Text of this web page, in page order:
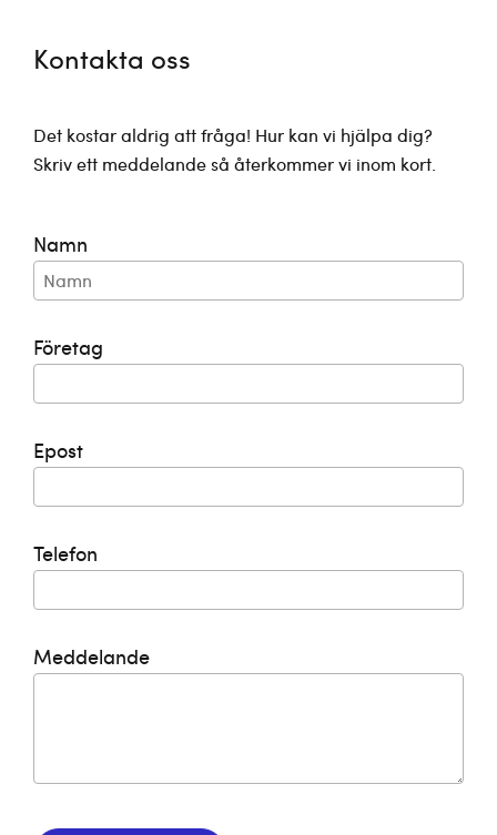
Kontakta oss
Det kostar aldrig att fråga! Hur kan vi hjälpa dig?
Skriv ett meddelande så återkommer vi inom kort.
Namn
Företag
Epost
Telefon
Meddelande